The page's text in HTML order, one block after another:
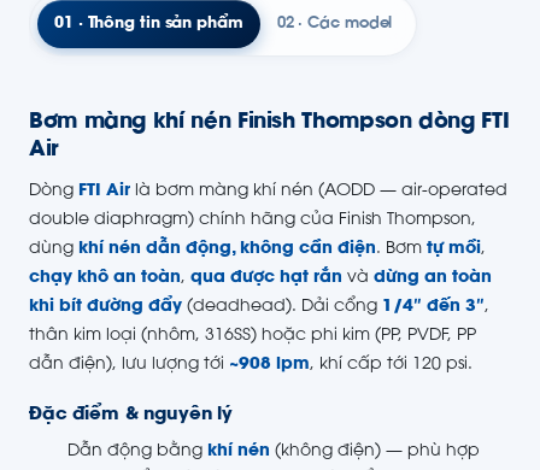
01 · Thông tin sản phẩm 02 · Các model
Bơm màng khí nén Finish Thompson dòng FTI
Air
Dòng FTI Air là bơm màng khí nén (AODD — air-operated
double diaphragm) chính hãng của Finish Thompson,
dùng khí nén dẫn động, không cần điện. Bơm tự mồi,
chạy khô an toàn, qua được hạt rắn và dừng an toàn
khi bít đường đẩy (deadhead). Dải cổng 1/4″ đến 3″,
thân kim loại (nhôm, 316SS) hoặc phi kim (PP, PVDF, PP
dẫn điện), lưu lượng tới ~908 lpm, khí cấp tới 120 psi.
Đặc điểm & nguyên lý
Dẫn động bằng khí nén (không điện) — phù hợp